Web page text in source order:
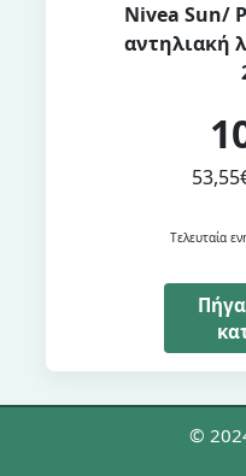
Nivea Sun/
αντηλιακή
Τελευταία
©